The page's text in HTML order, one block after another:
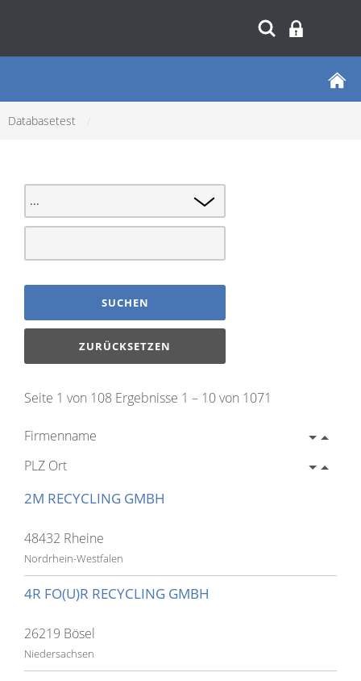
Databasetest
SUCHEN
ZURÜCKSETZEN
Seite 1 von 108 Ergebnisse 1 – 10 von 1071
Firmenname
PLZ Ort
2M RECYCLING GMBH
48432 Rheine
Nordrhein-Westfalen
4R FO(U)R RECYCLING GMBH
26219 Bösel
Niedersachsen